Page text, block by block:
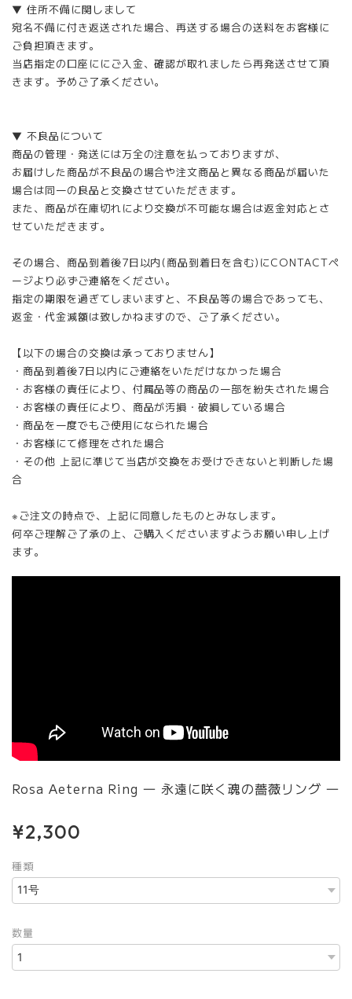
▼ 住所不備に関しまして
宛名不備に付き返送された場合、再送する場合の送料をお客様に
ご負担頂きます。
当店指定の口座ににご入金、確認が取れましたら再発送させて頂
きます。予めご了承ください。
▼ 不良品について
商品の管理・発送には万全の注意を払っておりますが、
お届けした商品が不良品の場合や注文商品と異なる商品が届いた
場合は同一の良品と交換させていただきます。
また、商品が在庫切れにより交換が不可能な場合は返金対応とさ
せていただきます。
その場合、商品到着後7日以内(商品到着日を含む)にCONTACTペ
ージより必ずご連絡をください。
指定の期限を過ぎてしまいますと、不良品等の場合であっても、
返金・代金減額は致しかねますので、ご了承ください。
【以下の場合の交換は承っておりません】
・商品到着後7日以内にご連絡をいただけなかった場合
・お客様の責任により、付属品等の商品の一部を紛失された場合
・お客様の責任により、商品が汚損・破損している場合
・商品を一度でもご使用になられた場合
・お客様にて修理をされた場合
・その他 上記に準じて当店が交換をお受けできないと判断した場
合
※ご注文の時点で、上記に同意したものとみなします。
何卒ご理解ご了承の上、ご購入くださいますようお願い申し上げ
ます。
Rosa Aeterna Ring ― 永遠に咲く魂の薔薇リング ―
¥2,300
種類
数量